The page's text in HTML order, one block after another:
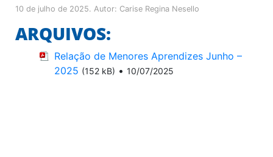
10 de julho de 2025. Autor: Carise Regina Nesello
ARQUIVOS:
Relação de Menores Aprendizes Junho –
2025 (152 kB) • 10/07/2025